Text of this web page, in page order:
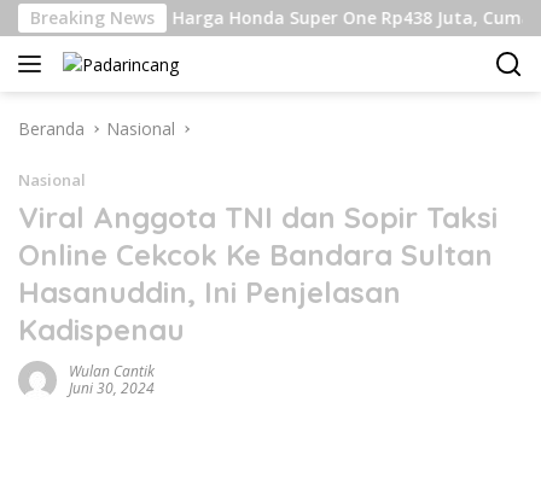
Langsung
ke
konten
Breaking NewsHarga Honda Super One Rp438 Juta, Cuma 100
Beranda Nasional
Nasional
Viral Anggota TNI dan Sopir Taksi
Online Cekcok Ke Bandara Sultan
Hasanuddin, Ini Penjelasan
Kadispenau
Wulan Cantik
Juni 30, 2024